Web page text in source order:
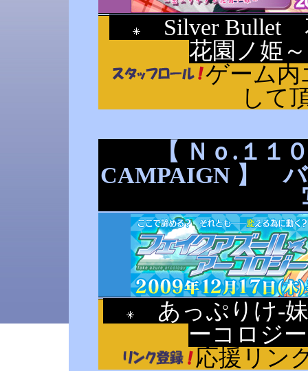
Silver Bullet
花園ノ姫
ゲーム内
して
【 Ｎｏ.１１
CAMPAIGN 】 バ
あっぷりけ-
ーコロジ
応援リン